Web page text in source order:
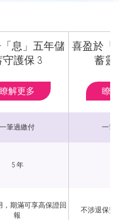
息」五年儲
守護保 3
瞭解更多
喜盈於「
蓄靈
瞭
一筆過繳付 一筆
5 年
，期滿可享高保證回
報
不涉退保費